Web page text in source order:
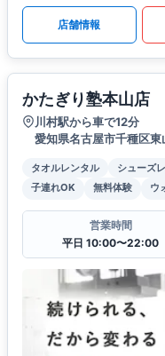
店舗情報
かたぎり塾本山店
川村駅から車で12分
愛知県名古屋市千種区
タオルレンタル シューズ
子連れOK
無料体験 ウ
営業時間
平日 10:00〜22:00